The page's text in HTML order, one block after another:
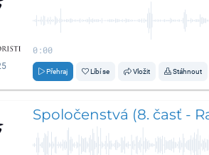
0:00
Přehraj Líbí se Vložit Stáhnout
Spoločenstvá (8. časť -